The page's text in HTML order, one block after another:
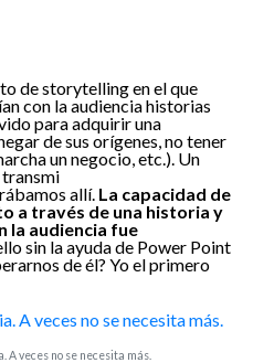
de storytelling en el que
con la audiencia historias
para adquirir una
de sus orígenes, no tener
un negocio, etc.). Un
allí. La capacidad de
a través de una historia y
la audiencia fue
sin la ayuda de Power Point
de él? Yo el primero
A veces no se necesita más.